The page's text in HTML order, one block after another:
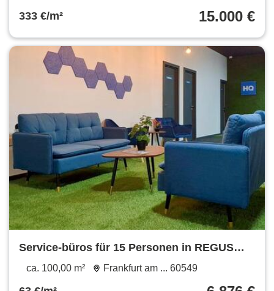
333 €/m² 15.000 €
Service-büros für 15 Personen in REGUS
The Squaire Business Center
ca. 100,00 m² Frankfurt am ... 60549